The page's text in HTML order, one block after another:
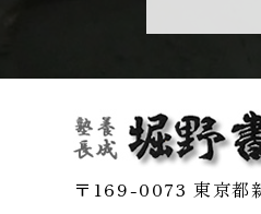
〒169-0073 東京都